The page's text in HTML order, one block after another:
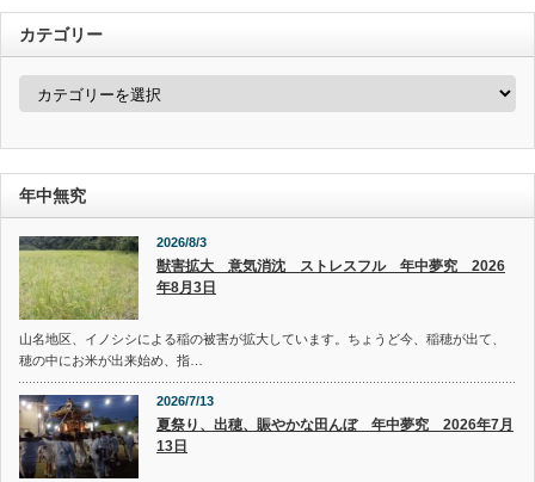
カテゴリー
カ
ー
年中無究
2026/8/3
獣害拡大 意気消沈 ストレスフル 年中夢究 2026
年8月3日
山名地区、イノシシによる稲の被害が拡大しています。ちょうど今、稲穂が出て、
穂の中にお米が出来始め、指…
2026/7/13
夏祭り、出穂、賑やかな田んぼ 年中夢究 2026年7月
13日